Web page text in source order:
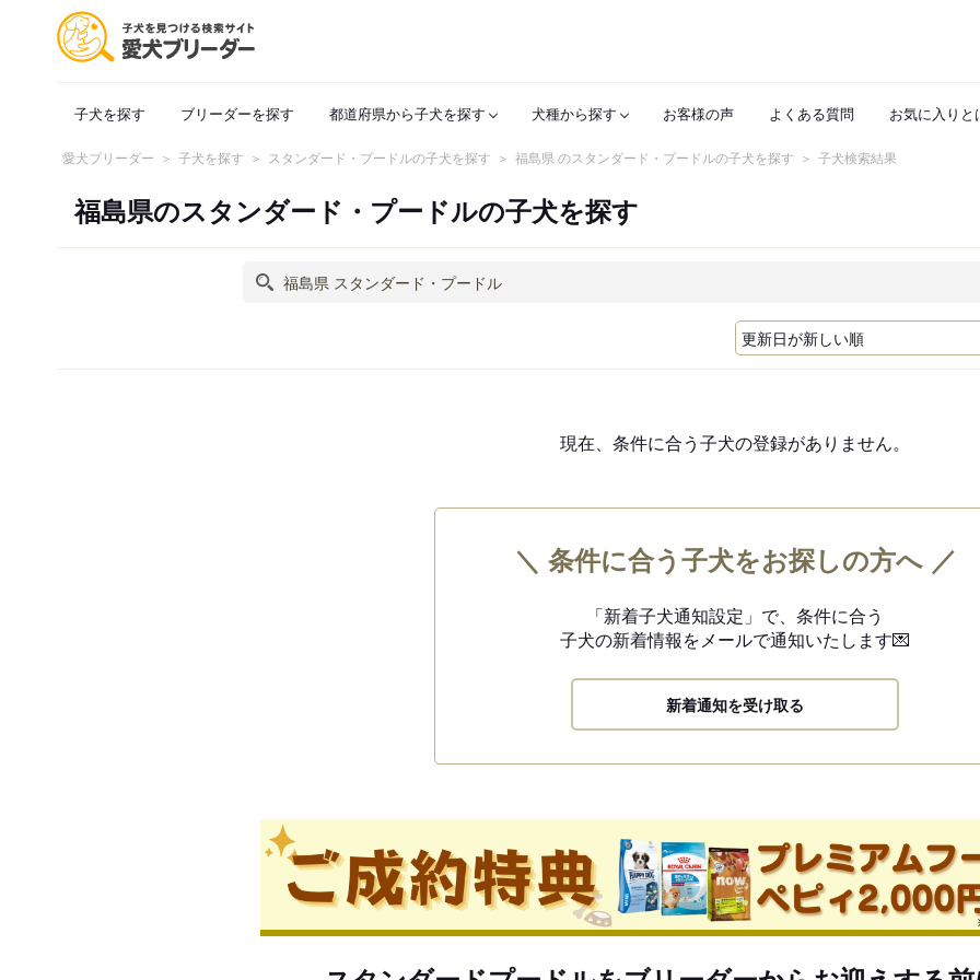
子犬を探す ブリーダーを探す 都道府県から子犬を探す 犬種から探す お客様の声 よくある質問 お気に入りと
愛犬ブリーダー 子犬を探す スタンダード・プードルの子犬を探す 福島県 のスタンダード・プードルの子犬を探す 子犬検索結果
福島県のスタンダード・プードルの子犬を探す
現在、条件に合う子犬の登録がありません。
＼ 条件に合う子犬をお探しの方へ ／
「新着子犬通知設定」で、 条件に合う
子犬の新着情報をメールで通知いたします💌
新着通知を受け取る